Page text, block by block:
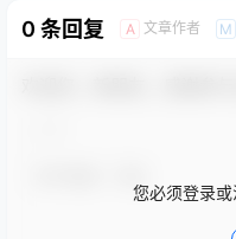
0 条回复 A 文章作者 M
您必须登录